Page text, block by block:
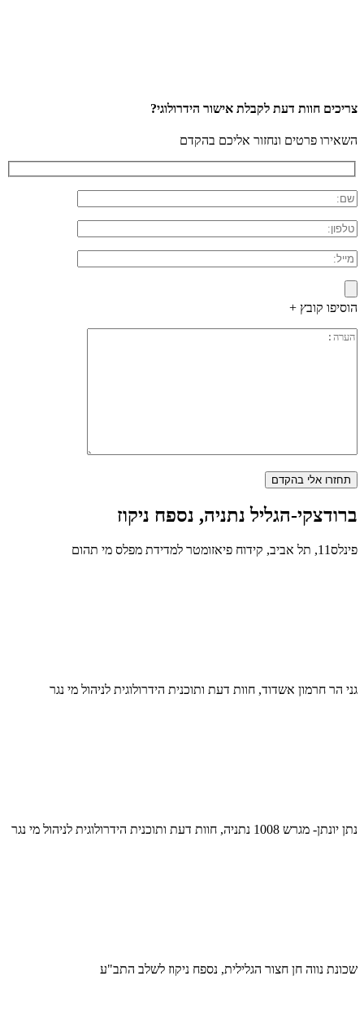
צריכים חוות דעת לקבלת אישור הידרולוגי?
השאירו פרטים ונחזור אליכם בהקדם
הוסיפו קובץ +
ברודצקי-הגליל נתניה, נספח ניקוז
פינלס11, תל אביב, קידוח פיאזומטר למדידת מפלס מי תהום
גני הר חרמון אשדוד, חוות דעת ותוכנית הידרולוגית לניהול מי נגר
נתן יונתן- מגרש 1008 נתניה, חוות דעת ותוכנית הידרולוגית לניהול מי נגר
שכונת נווה חן חצור הגלילית, נספח ניקוז לשלב התב"ע